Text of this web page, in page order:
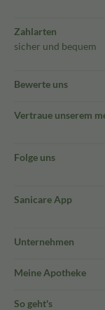
Zahlarten
sicher und bequem
Bewerte uns
Vertraue unserem
Folge uns
Sanicare App
Unternehmen
Meine Apotheke
So geht's